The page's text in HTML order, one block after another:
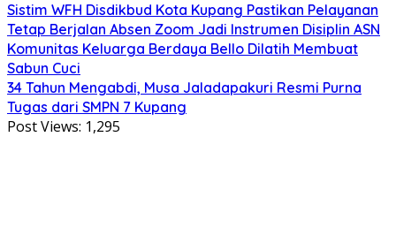
Sistim WFH Disdikbud Kota Kupang Pastikan Pelayanan
Tetap Berjalan Absen Zoom Jadi Instrumen Disiplin ASN
Komunitas Keluarga Berdaya Bello Dilatih Membuat
Sabun Cuci
34 Tahun Mengabdi, Musa Jaladapakuri Resmi Purna
Tugas dari SMPN 7 Kupang
Post Views: 1,295